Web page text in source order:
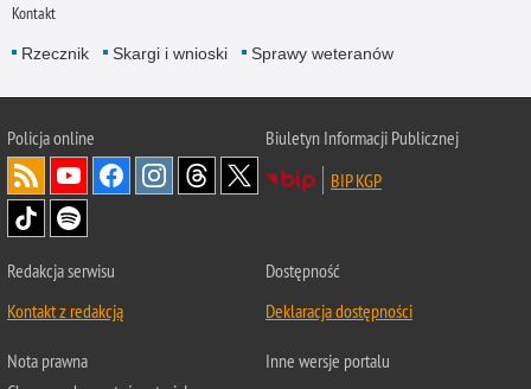
Kontakt
Rzecznik Skargi i wnioski Sprawy weteranów
Policjaonline
Biuletyn Informacji Publicznej
BIP KGP
Redakcja serwisu
Kontakt z redakcją
Dostępność
Deklaracja dostępności
Nota prawna
Inne wersje portalu